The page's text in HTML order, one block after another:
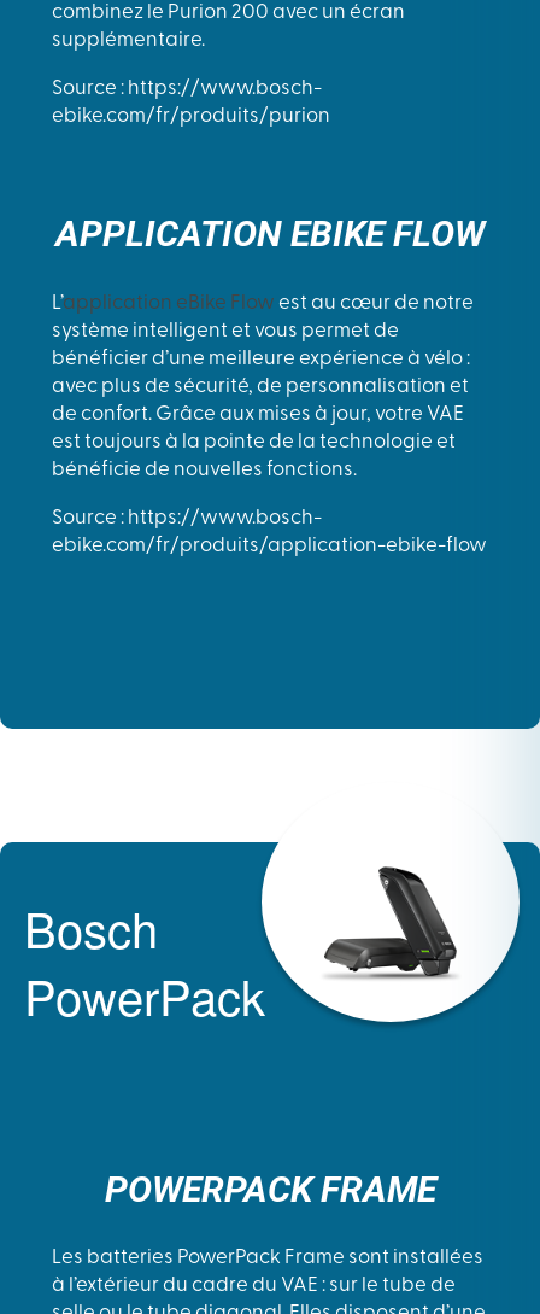
combinez le Purion 200 avec un écran
supplémentaire.
Source : https://www.bosch-
ebike.com/fr/produits/purion
APPLICATION EBIKE FLOW
L’application eBike Flow est au cœur de notre
système intelligent et vous permet de
bénéficier d’une meilleure expérience à vélo :
avec plus de sécurité, de personnalisation et
de confort. Grâce aux mises à jour, votre VAE
est toujours à la pointe de la technologie et
bénéficie de nouvelles fonctions.
Source : https://www.bosch-
ebike.com/fr/produits/application-ebike-flow
Bosch
PowerPack
POWERPACK FRAME
Les batteries PowerPack Frame sont installées
à l’extérieur du cadre du VAE : sur le tube de